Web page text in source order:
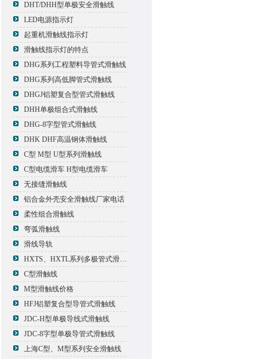
DHT/DHH型单极安全滑触线
LED电源指示灯
起重机滑触线指示灯
滑触线指示灯的特点
DHG系列工程塑料导管式滑触线
DHG系列高低脚管式滑触线
DHGJ铝塑复合型管式滑触线
DHH单极组合式滑触线
DHG-8字型管式滑触线
DHK DHF高温钢体滑触线
C型 M型 U型系列滑触线
C型电缆滑车 H型电缆滑车
无接缝滑触线
铝合金外壳安全滑触线厂家电话
柔性组合滑触线
弯弧滑触线
滑线导轨
HXTS、HXTL系列多极管式滑触线报价
C型滑触线
M型滑触线价格
HFJ铝塑复合型导管式滑触线
JDC-H型单极导线式滑触线
JDC-8字型单极导管式滑触线
上海C型、M型系列安全滑触线